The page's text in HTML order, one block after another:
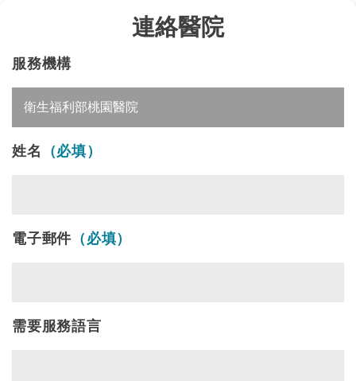
連絡醫院
服務機構
姓名 （必填）
電子郵件 （必填）
需要服務語言